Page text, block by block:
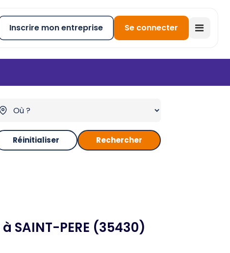
Inscrire mon entreprise Se connecter
Réinitialiser Rechercher
à SAINT-PERE (35430)